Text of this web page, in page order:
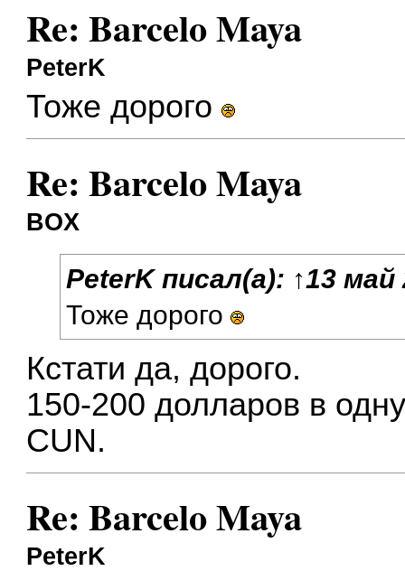
Re: Barcelo Maya
PeterK
Тоже дорого
Re: Barcelo Maya
BOX
PeterKписал(а): ↑13 май
Тоже дорого
Кстати да, дорого.
150-200 долларов в
CUN.
Re: Barcelo Maya
PeterK